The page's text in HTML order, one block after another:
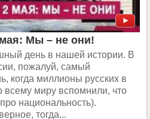
Мы – не они!
день в нашей истории. В
пожалуй, самый
когда миллионы русских в
всему миру вспомнили, что
национальность).
тогда...